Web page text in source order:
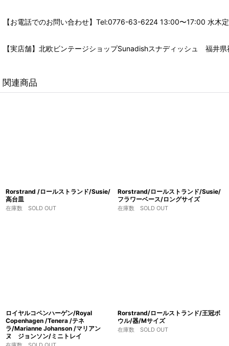
【お電話でのお問い合わせ】Tel:0776-63-6224 13:00〜17:00 水木
【実店舗】北欧ビンテージショップSunadishスナディッシュ 福井
関連商品
Rorstrand /ロールストランド/Susie/
高台皿
在庫数 SOLD OUT
Rorstrand/ロールストランド/Susie/
フラワーベース/ロングサイズ
在庫数 SOLD OUT
ロイヤルコペンハーゲン/Royal
Copenhagen /Tenera /テネ
ラ/Marianne Johanson /マリアン
ヌ ジョンソン/ミニトレイ
Rorstrand/ロールストランド/王冠ボ
ウル/器/Mサイズ
在庫数 SOLD OUT